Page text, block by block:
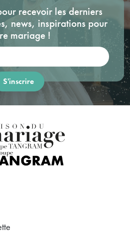
recevoir les derniers
news, inspirations pour
mariage !